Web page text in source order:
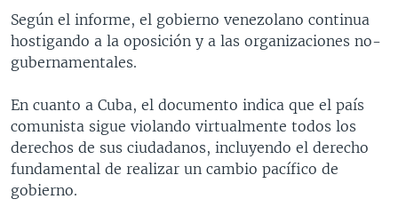
TECNOLOGÍA
DEPORTES
FOTOGRAFÍA
AUDIOS
EL MUNDO AL DÍA
FORO INTERAMERICANO
LAS CLAVES
PANORAMA
RADIO
AVANCE INFORMATIVO
BUENOS DÍAS AMÉRICA
ESTADOS UNIDOS AL DÍA
EL MUNDO AL DÍA [RADIO]
DIRECT
Learning English
SÍGANOS
Según el informe, el gobierno venezolano continua
hostigando a la oposición y a las organizaciones no-
gubernamentales.
En cuanto a Cuba, el documento indica que el país
comunista sigue violando virtualmente todos los
derechos de sus ciudadanos, incluyendo el derecho
fundamental de realizar un cambio pacífico de
gobierno.